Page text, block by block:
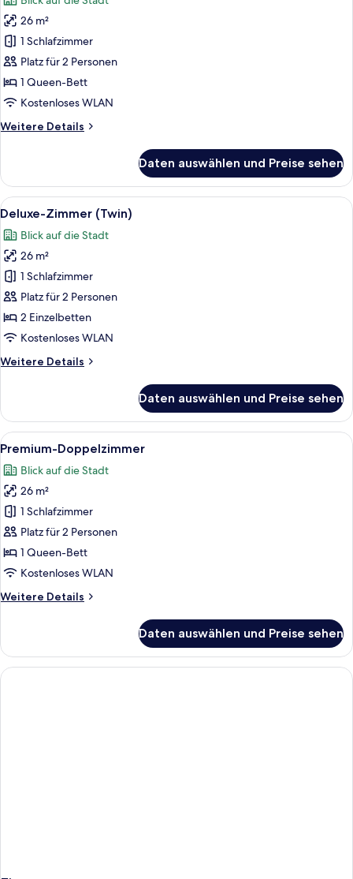
für
Deluxe-
Doppelzimmer
anzeigen
26 m²
1 Schlafzimmer
Platz für 2 Personen
1 Queen-Bett
Kostenloses WLAN
Weitere Details
Weitere
Doppelzimmer
Daten auswählen und Preise sehen
Alle
Fotos
für
Deluxe-
Zimmer
(Twin)
anzeigen
Ein Hotelzimmer mit Bett,
9
Deluxe-Zimmer (Twin)
Blick auf die Stadt
26 m²
1 Schlafzimmer
Platz für 2 Personen
2 Einzelbetten
Kostenloses WLAN
Weitere Details
Weitere
Zimmer
(Twin)
Daten auswählen und Preise sehen
Alle
Fotos
für
Premium-
Doppelzimmer
anzeigen
Premium-Doppelzimmer | Minibar,
9
Premium-Doppelzimmer
Blick auf die Stadt
26 m²
1 Schlafzimmer
Platz für 2 Personen
1 Queen-Bett
Kostenloses WLAN
Weitere Details
Weitere
Doppelzimmer
Daten auswählen und Preise sehen